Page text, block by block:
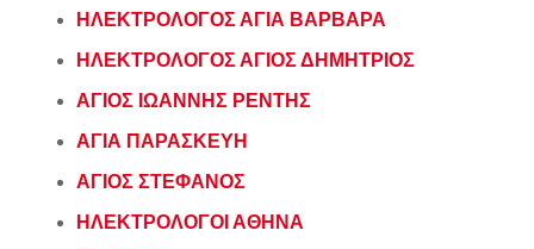
ΗΛΕΚΤΡΟΛΟΓΟΣ ΑΓΙΑ ΒΑΡΒΑΡΑ
ΗΛΕΚΤΡΟΛΟΓΟΣ ΑΓΙΟΣ ΔΗΜΗΤΡΙΟΣ
ΑΓΙΟΣ ΙΩΑΝΝΗΣ ΡΕΝΤΗΣ
ΑΓΙΑ ΠΑΡΑΣΚΕΥΗ
ΑΓΙΟΣ ΣΤΕΦΑΝΟΣ
ΗΛΕΚΤΡΟΛΟΓΟΙ ΑΘΗΝΑ